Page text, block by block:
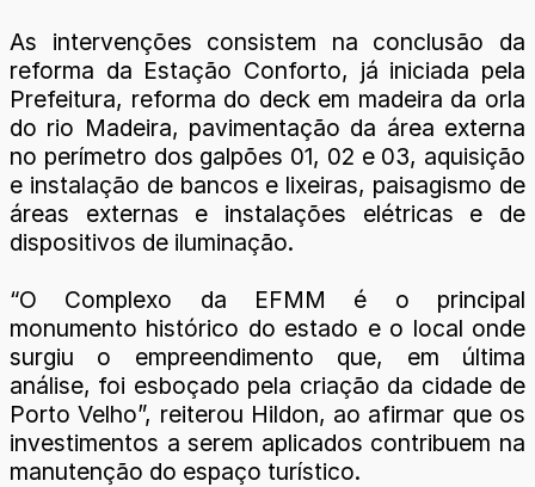
As intervenções consistem na conclusão da
reforma da Estação Conforto, já iniciada pela
Prefeitura, reforma do deck em madeira da orla
do rio Madeira, pavimentação da área externa
no perímetro dos galpões 01, 02 e 03, aquisição
e instalação de bancos e lixeiras, paisagismo de
áreas externas e instalações elétricas e de
dispositivos de iluminação.
“O Complexo da EFMM é o principal
monumento histórico do estado e o local onde
surgiu o empreendimento que, em última
análise, foi esboçado pela criação da cidade de
Porto Velho”, reiterou Hildon, ao afirmar que os
investimentos a serem aplicados contribuem na
manutenção do espaço turístico.